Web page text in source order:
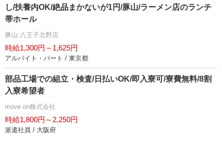
し/扶養内OK/絶品まかないが1円/豚山/ラーメン店のランチ
帯ホール
豚山 八王子北野店
時給1,300円～1,625円
アルバイト・パート / 東京都
部品工場での組立・検査/日払いOK/即入寮可/寮費無料/8割
入寮希望者
move on株式会社
時給1,800円～2,250円
派遣社員 / 大阪府